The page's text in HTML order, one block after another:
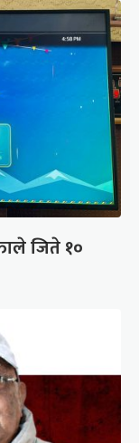
जिते १०